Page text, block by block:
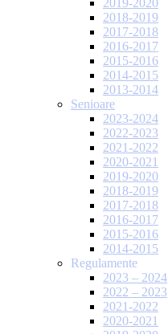
2019-2020
2018-2019
2017-2018
2016-2017
2015-2016
2014-2015
2013-2014
Senioare
2023-2024
2022-2023
2021-2022
2020-2021
2019-2020
2018-2019
2017-2018
2016-2017
2015-2016
2014-2015
Regulamente
2023 – 2024
2022 – 2023
2021-2022
2020-2021